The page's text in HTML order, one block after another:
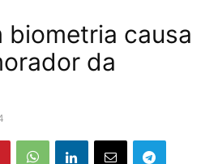
biometria causa
da